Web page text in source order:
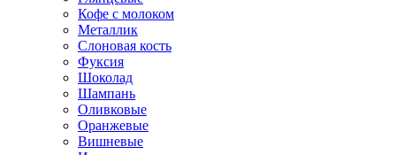
Кофе с молоком
Металлик
Слоновая кость
Фуксия
Шоколад
Шампань
Оливковые
Оранжевые
Вишневые